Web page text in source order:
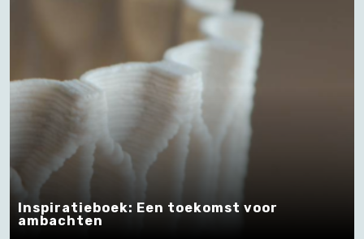
Inspiratieboek: Een toekomst voor
ambachten